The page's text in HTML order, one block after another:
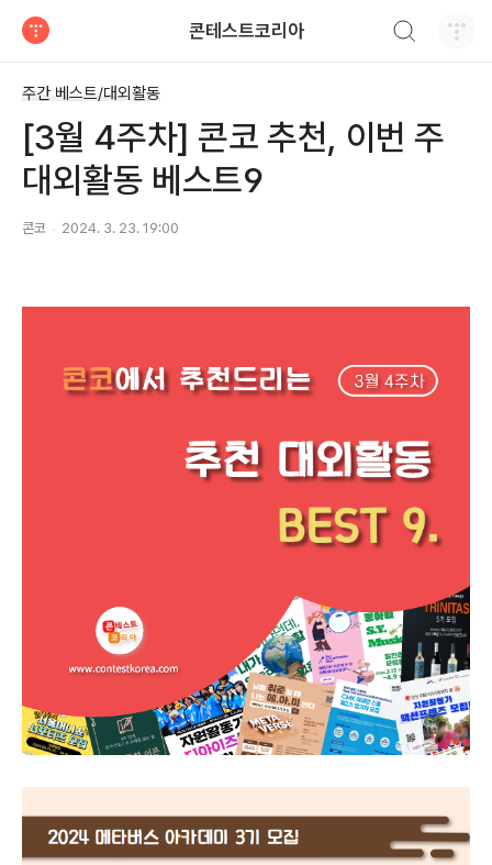
콘테스트코리아
주간 베스트/대외활동
[3월 4주차] 콘코 추천, 이번 주
대외활동 베스트9
콘코 2024. 3. 23. 19:00